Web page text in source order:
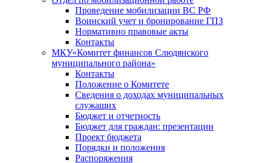
Проведение мобилизации ВС РФ
Воинский учет и бронирование ГПЗ
Нормативно правовые акты
Контакты
МКУ«Комитет финансов Слюдянского
муниципального района»
Контакты
Положение о Комитете
Сведения о доходах муниципальных
служащих
Бюджет и отчетность
Бюджет для граждан: презентации
Проект бюджета
Порядки и положения
Распоряжения